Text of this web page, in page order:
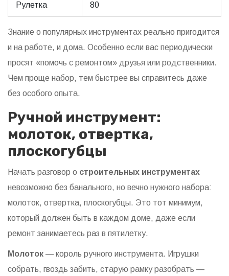
Рулетка 80
Знание о популярных инструментах реально пригодится
и на работе, и дома. Особенно если вас периодически
просят «помочь с ремонтом» друзья или родственники.
Чем проще набор, тем быстрее вы справитесь даже
без особого опыта.
Ручной инструмент:
молоток, отвертка,
плоскогубцы
Начать разговор о строительных инструментах
невозможно без банального, но вечно нужного набора:
молоток, отвертка, плоскогубцы. Это тот минимум,
который должен быть в каждом доме, даже если
ремонт занимаетесь раз в пятилетку.
Молоток — король ручного инструмента. Игрушки
собрать, гвоздь забить, старую рамку разобрать —